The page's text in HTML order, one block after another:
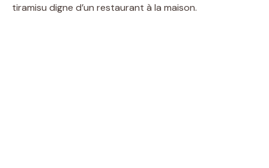
tiramisu digne d’un restaurant à la maison.